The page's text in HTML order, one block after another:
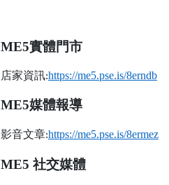
ME5實體門市
店家資訊:https://me5.pse.is/8erndb
ME5媒體報導
影音文章:https://me5.pse.is/8ermez
ME5 社交媒體